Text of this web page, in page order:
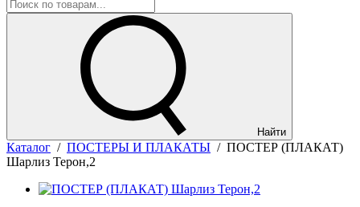
Найти
Каталог / ПОСТЕРЫ И ПЛАКАТЫ / ПОСТЕР (ПЛАКАТ)
Шарлиз Терон,2